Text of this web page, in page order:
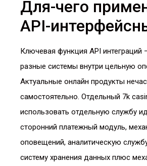
Для-чего
API-
Ключевая функция API интеграций
разные системы внутри цельную
Актуальные онлайн продукты
самостоятельно. Отдельный 7k
использовать отдельную службу
сторонний платежный модуль,
оповещений, аналитическую
систему хранения данных плюс